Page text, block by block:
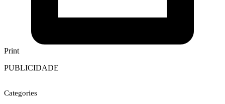
Print
PUBLICIDADE
Categories